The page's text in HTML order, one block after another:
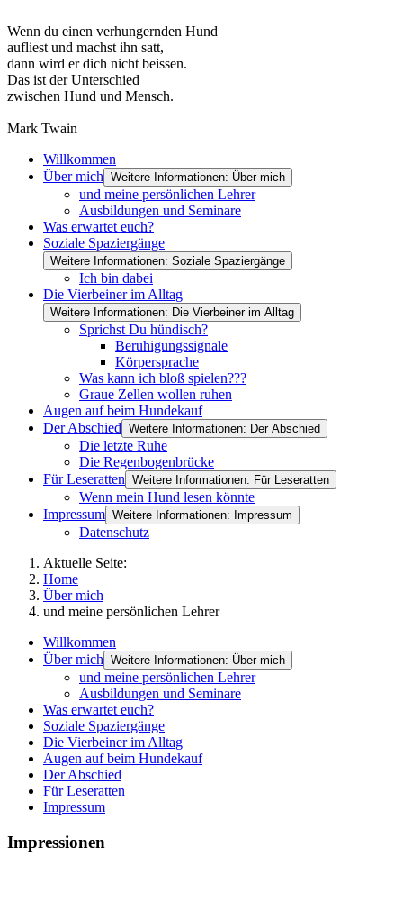
Wenn du einen verhungernden Hund
aufliest und machst ihn satt,
dann wird er dich nicht beissen.
Das ist der Unterschied
zwischen Hund und Mensch.
Mark Twain
Willkommen
Über mich Weitere Informationen: Über mich
und meine persönlichen Lehrer
Ausbildungen und Seminare
Was erwartet euch?
Soziale Spaziergänge
Weitere Informationen: Soziale Spaziergänge
Ich bin dabei
Die Vierbeiner im Alltag
Weitere Informationen: Die Vierbeiner im Alltag
Sprichst Du hündisch?
Beruhigungssignale
Körpersprache
Was kann ich bloß spielen???
Graue Zellen wollen ruhen
Augen auf beim Hundekauf
Der Abschied Weitere Informationen: Der Abschied
Die letzte Ruhe
Die Regenbogenbrücke
Für Leseratten Weitere Informationen: Für Leseratten
Wenn mein Hund lesen könnte
Impressum Weitere Informationen: Impressum
Datenschutz
Aktuelle Seite:
Home
Über mich
und meine persönlichen Lehrer
Willkommen
Über mich Weitere Informationen: Über mich
und meine persönlichen Lehrer
Ausbildungen und Seminare
Was erwartet euch?
Soziale Spaziergänge
Die Vierbeiner im Alltag
Augen auf beim Hundekauf
Der Abschied
Für Leseratten
Impressum
Impressionen